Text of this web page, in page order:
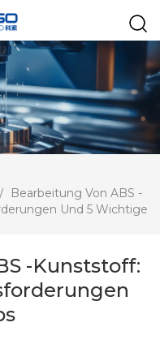
/
Bearbeitung Von ABS -
Und 5 Wichtige
-Kunststoff: